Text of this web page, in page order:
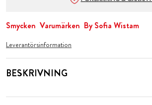
Smycken Varumärken By Sofia Wistam
Leverantörsinformation
BESKRIVNING